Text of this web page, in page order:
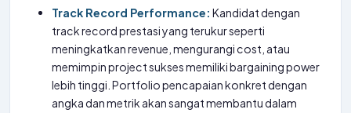
Track Record Performance: Kandidat dengan
track record prestasi yang terukur seperti
meningkatkan revenue, mengurangi cost, atau
memimpin project sukses memiliki bargaining power
lebih tinggi. Portfolio pencapaian konkret dengan
angka dan metrik akan sangat membantu dalam